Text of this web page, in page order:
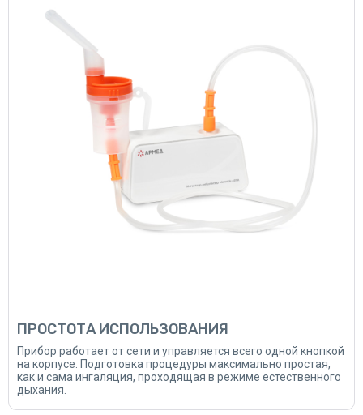
ПРОСТОТА ИСПОЛЬЗОВАНИЯ
Прибор работает от сети и управляется всего одной кнопкой
на корпусе. Подготовка процедуры максимально простая,
как и сама ингаляция, проходящая в режиме естественного
дыхания.